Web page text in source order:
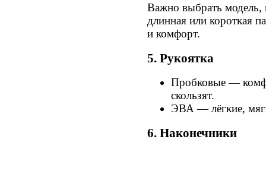
Важно выбрать
длинная или короткая
и комфорт.
5. Рукоятка
Пробковые —
скользят.
ЭВА — лёгкие,
6. Наконечники